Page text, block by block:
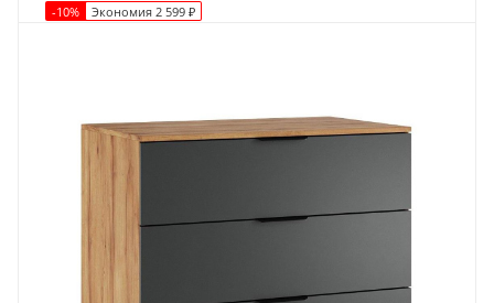
-10% Экономия 2 599 ₽